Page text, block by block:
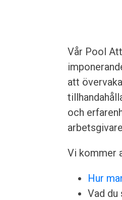
Vår Pool
att
och
Vi kommer
Hur
Vad